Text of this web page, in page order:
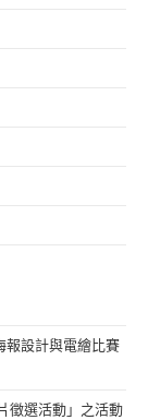
報設計與電繪比賽
徵選活動」之活動